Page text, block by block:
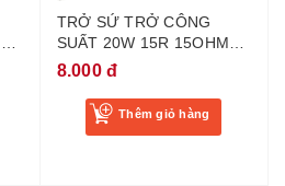
TRỞ SỨ TRỞ CÔNG
SUẤT 20W 15R 15OHM
20W
8.000 đ
Thêm giỏ hàng